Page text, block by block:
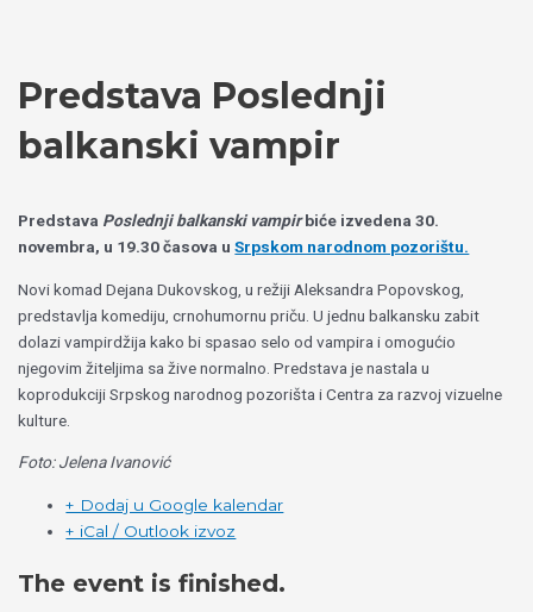
Predstava Poslednji
balkanski vampir
Predstava Poslednji balkanski vampirbiće izvedena 30.
novembra, u 19.30 časova uSrpskom narodnom pozorištu.
Novi komad Dejana Dukovskog, u režiji Aleksandra Popovskog,
predstavlja komediju, crnohumornu priču. U jednu balkansku zabit
dolazi vampirdžija kako bi spasao selo od vampira i omogućio
njegovim žiteljima sa žive normalno. Predstava je nastala u
koprodukciji Srpskog narodnog pozorišta i Centra za razvoj vizuelne
kulture.
Foto: Jelena Ivanović
+ Dodaj u Google kalendar
+ iCal / Outlook izvoz
The event is finished.